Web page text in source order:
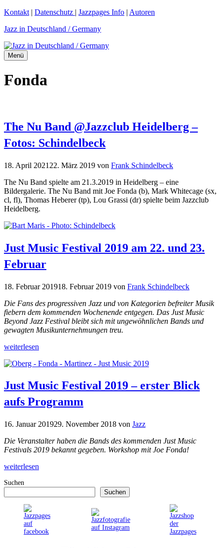
Zum
springen
Kontakt | Datenschutz | Jazzpages Info | Autoren
Jazz in Deutschland / Germany
Menü
Fonda
The Nu Band @Jazzclub Heidelberg –
Fotos: Schindelbeck
18. April 2021 22. März 2019 von Frank Schindelbeck
The Nu Band spielte am 21.3.2019 in Heidelberg – eine
Bildergalerie. The Nu Band mit Joe Fonda (b), Mark Whitecage (sx,
cl, fl), Thomas Heberer (tp), Lou Grassi (dr) spielte beim Jazzclub
Heidelberg.
Just Music Festival 2019 am 22. und 23.
Februar
18. Februar 201918. Februar 2019 von Frank Schindelbeck
Die Fans des progressiven Jazz und von Kategorien befreiter Musik
fiebern dem kommenden Wochenende entgegen. Das Just Music
Beyond Jazz Festival bleibt sich mit ungewöhnlichen Bands und
gewagten Musikunternehmungen treu.
weiterlesen
Just Music Festival 2019 – erster Blick
aufs Programm
16. Januar 201929. November 2018 von Jazz
Die Veranstalter haben die Bands des kommenden Just Music
Festivals 2019 bekannt gegeben. Workshop mit Joe Fonda!
weiterlesen
Suchen
Suchen